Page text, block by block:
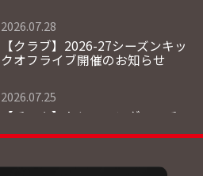
2026.07.28
【クラブ】2026-27シーズンキッ
クオフライブ開催のお知らせ
2026.07.25
【チーム】トレーニングマッチ
結果について
2026.07.24